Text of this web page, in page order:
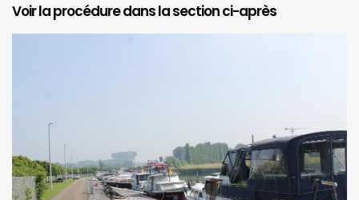
Voir la procédure dans la section ci-après